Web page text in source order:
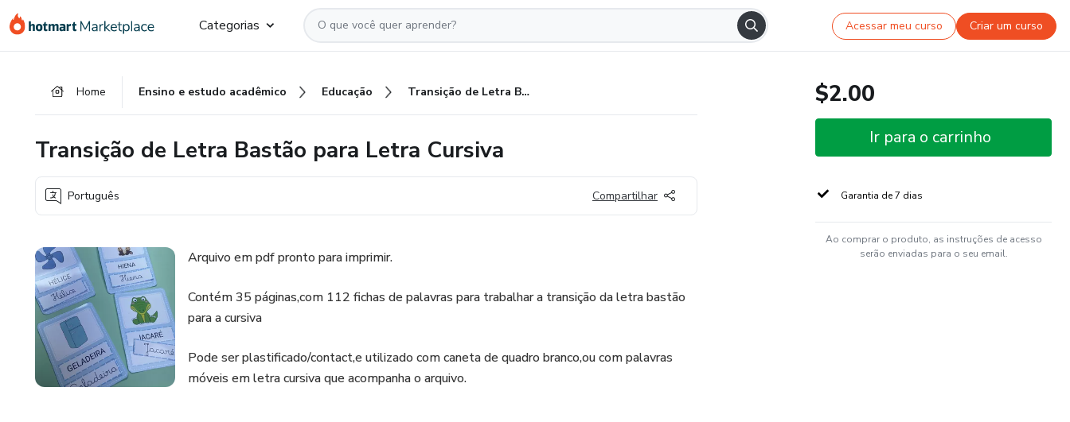
para
para
para
Categorias Acessar meu curso Criar um curso
Home Ensino e estudo acadêmico Educação Transição de Letra Bastão para Letra Cursiva
Transição de Letra Bastão para Letra Cursiva
Português Compartilhar
Arquivo em pdf pronto para imprimir.
Contém 35 páginas,com 112 fichas de palavras para trabalhar a transição da letra bastão
para a cursiva
Pode ser plastificado/contact,e utilizado com caneta de quadro branco,ou com palavras
móveis em letra cursiva que acompanha o arquivo.
$2.00
Ir para o carrinho
Garantia de 7 dias
Ao comprar o produto, as instruções de acesso
serão enviadas para o seu email.